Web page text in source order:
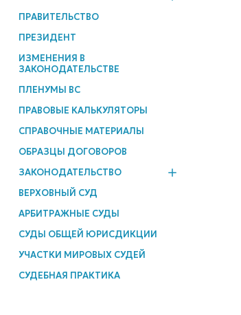
ПРАВИТЕЛЬСТВО
ПРЕЗИДЕНТ
ИЗМЕНЕНИЯ В
ЗАКОНОДАТЕЛЬСТВЕ
ПЛЕНУМЫ ВС
ПРАВОВЫЕ КАЛЬКУЛЯТОРЫ
СПРАВОЧНЫЕ МАТЕРИАЛЫ
ОБРАЗЦЫ ДОГОВОРОВ
ЗАКОНОДАТЕЛЬСТВО
ВЕРХОВНЫЙ СУД
АРБИТРАЖНЫЕ СУДЫ
СУДЫ ОБЩЕЙ ЮРИСДИКЦИИ
УЧАСТКИ МИРОВЫХ СУДЕЙ
СУДЕБНАЯ ПРАКТИКА